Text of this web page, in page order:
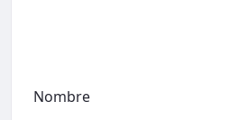
Nombre